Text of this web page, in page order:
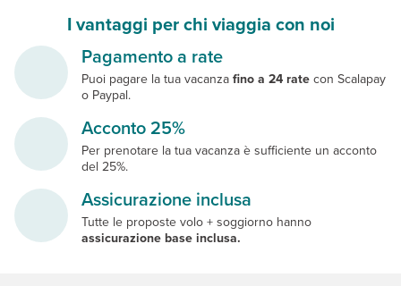
I vantaggi per chi viaggia con noi
Pagamento a rate
Puoi pagare la tua vacanzafino a 24 ratecon Scalapay
o Paypal.
Acconto 25%
Per prenotare la tua vacanza è sufficiente un acconto
del 25%.
Assicurazione inclusa
Tutte le proposte volo + soggiorno hanno
assicurazione base inclusa.